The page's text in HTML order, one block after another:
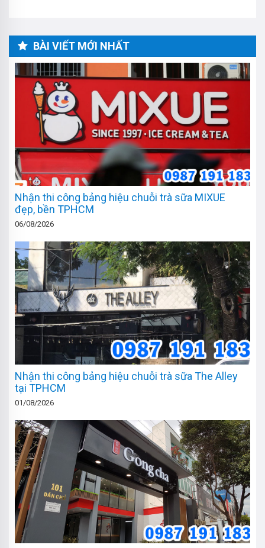
BÀI VIẾT MỚI NHẤT
Nhận thi công bảng hiệu chuỗi trà sữa MIXUE
đẹp, bền TPHCM
06/08/2026
Nhận thi công bảng hiệu chuỗi trà sữa The Alley
tại TPHCM
01/08/2026